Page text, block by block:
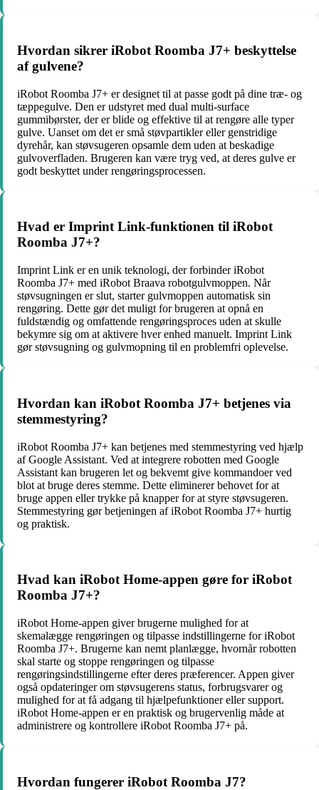
Hvordan sikrer iRobot Roomba J7+ beskyttelse
af gulvene?
iRobot Roomba J7+ er designet til at passe godt på dine træ- og
tæppegulve. Den er udstyret med dual multi-surface
gummibørster, der er blide og effektive til at rengøre alle typer
gulve. Uanset om det er små støvpartikler eller genstridige
dyrehår, kan støvsugeren opsamle dem uden at beskadige
gulvoverfladen. Brugeren kan være tryg ved, at deres gulve er
godt beskyttet under rengøringsprocessen.
Hvad er Imprint Link-funktionen til iRobot
Roomba J7+?
Imprint Link er en unik teknologi, der forbinder iRobot
Roomba J7+ med iRobot Braava robotgulvmoppen. Når
støvsugningen er slut, starter gulvmoppen automatisk sin
rengøring. Dette gør det muligt for brugeren at opnå en
fuldstændig og omfattende rengøringsproces uden at skulle
bekymre sig om at aktivere hver enhed manuelt. Imprint Link
gør støvsugning og gulvmopning til en problemfri oplevelse.
Hvordan kan iRobot Roomba J7+ betjenes via
stemmestyring?
iRobot Roomba J7+ kan betjenes med stemmestyring ved hjælp
af Google Assistant. Ved at integrere robotten med Google
Assistant kan brugeren let og bekvemt give kommandoer ved
blot at bruge deres stemme. Dette eliminerer behovet for at
bruge appen eller trykke på knapper for at styre støvsugeren.
Stemmestyring gør betjeningen af iRobot Roomba J7+ hurtig
og praktisk.
Hvad kan iRobot Home-appen gøre for iRobot
Roomba J7+?
iRobot Home-appen giver brugerne mulighed for at
skemalægge rengøringen og tilpasse indstillingerne for iRobot
Roomba J7+. Brugerne kan nemt planlægge, hvornår robotten
skal starte og stoppe rengøringen og tilpasse
rengøringsindstillingerne efter deres præferencer. Appen giver
også opdateringer om støvsugerens status, forbrugsvarer og
mulighed for at få adgang til hjælpefunktioner eller support.
iRobot Home-appen er en praktisk og brugervenlig måde at
administrere og kontrollere iRobot Roomba J7+ på.
Hvordan fungerer iRobot Roomba J7?